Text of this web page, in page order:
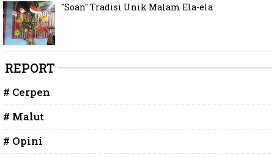
"Soan" Tradisi Unik Malam Ela-ela
REPORT
# Cerpen
# Malut
# Opini